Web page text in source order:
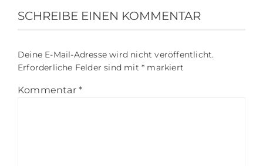
SCHREIBE EINEN KOMMENTAR
Deine E-Mail-Adresse wird nicht veröffentlicht.
Erforderliche Felder sind mit * markiert
Kommentar *